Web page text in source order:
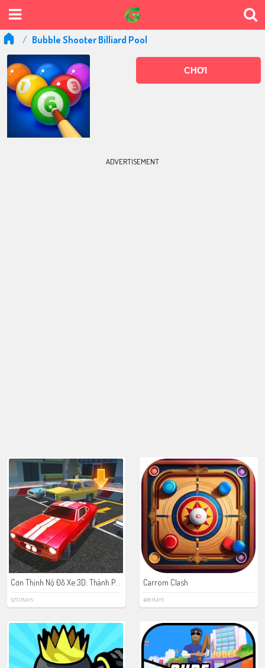
Bubble Shooter Billiard Pool
CHƠI
ADVERTISEMENT
5272 PLAYS
Carrom Clash
4081 PLAYS